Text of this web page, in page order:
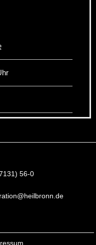
56-0